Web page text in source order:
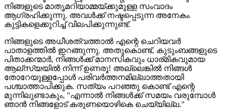
നിങ്ങളുടെ മാതൃമറിയാമ്മയ്ക്കുമുള്ള സംവാദം
ആഗ്രഹിക്കുന്നു. അവൾക്ക് നഷ്ടപ്പെടുന്ന അനേകം
കുട്ടികളെക്കുറിച്ച് വിലപിക്കുന്നുണ്ട്.
നിങ്ങളുടെ അധീശത്വത്താൽ എന്റെ ചെറിയവർ
പാതാളത്തിൽ ഇറങ്ങുന്നു. അതുകൊണ്ട്, കുടുംബങ്ങളുടെ
പിതാക്കന്മാർ, നിങ്ങൾക്ക് മാനസികവും ധാര്മികവുമായ
ആല്സ്യയിൽ നിന്ന് ഉണരൂ! അല്ലെങ്കിൽ നിങ്ങള്‍
തോറേയുള്ളപ്പോൾ പരിവർത്തനമില്ലാത്തതായി
പശ്ചാത്താപിക്കുക. സത്യം പറഞ്ഞു കൊണ്ട് എന്റെ
മുന്നിലുണ്ടാകും, "എന്നാൽ നിങ്ങൾക്ക് സമയം വരുമ്പോൾ
ഞാൻ നിങ്ങളോട് കരുണയൊഴികെ ചെയ്യില്ല."